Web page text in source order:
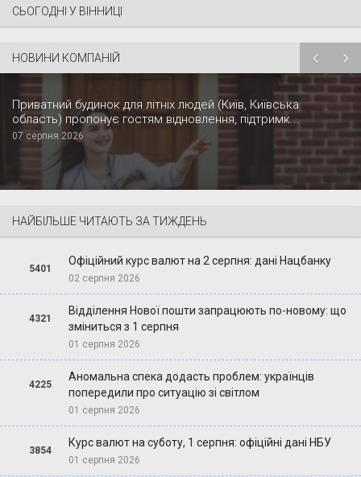
СЬОГОДНІ У ВІННИЦІ
НОВИНИ КОМПАНІЙ
Приватний будинок для літніх людей (Київ, Київська
область) пропонує гостям відновлення, підтримк...
07 серпня 2026
НАЙБІЛЬШЕ ЧИТАЮТЬ ЗА ТИЖДЕНЬ
5401
Офіційний курс валют на 2 серпня: дані Нацбанку
02 серпня 2026
4321
Відділення Нової пошти запрацюють по-новому: що
зміниться з 1 серпня
01 серпня 2026
4225
Аномальна спека додасть проблем: українців
попередили про ситуацію зі світлом
01 серпня 2026
3854
Курс валют на суботу, 1 серпня: офіційні дані НБУ
01 серпня 2026